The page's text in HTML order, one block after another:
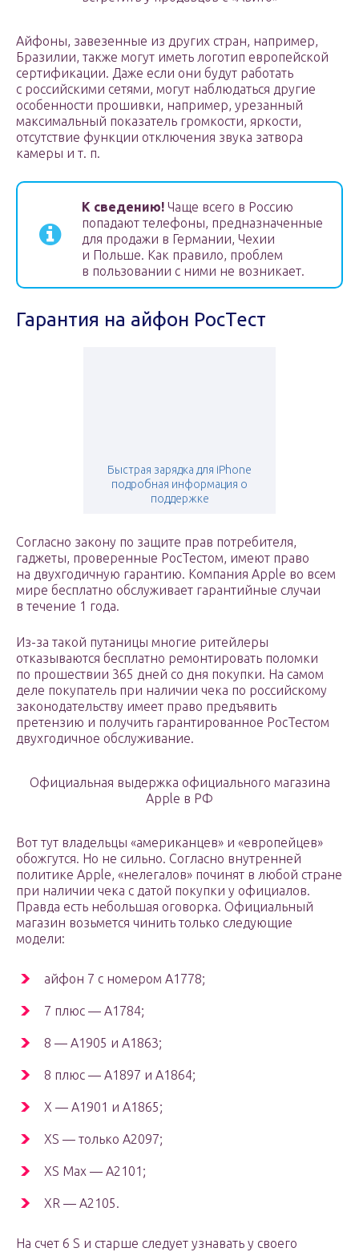
Айфоны, завезенные из других стран, например,
Бразилии, также могут иметь логотип европейской
сертификации. Даже если они будут работать
с российскими сетями, могут наблюдаться другие
особенности прошивки, например, урезанный
максимальный показатель громкости, яркости,
отсутствие функции отключения звука затвора
камеры и т. п.
К сведению! Чаще всего в Россию
попадают телефоны, предназначенные
для продажи в Германии, Чехии
и Польше. Как правило, проблем
в пользовании с ними не возникает.
Гарантия на айфон РосТест
Быстрая зарядка для iPhone
подробная информация о
поддержке
Согласно закону по защите прав потребителя,
гаджеты, проверенные РосТестом, имеют право
на двухгодичную гарантию. Компания Apple во всем
мире бесплатно обслуживает гарантийные случаи
в течение 1 года.
Из-за такой путаницы многие ритейлеры
отказываются бесплатно ремонтировать поломки
по прошествии 365 дней со дня покупки. На самом
деле покупатель при наличии чека по российскому
законодательству имеет право предъявить
претензию и получить гарантированное РосТестом
двухгодичное обслуживание.
Официальная выдержка официального магазина
Apple в РФ
Вот тут владельцы «американцев» и «европейцев»
обожгутся. Но не сильно. Согласно внутренней
политике Apple, «нелегалов» починят в любой стране
при наличии чека с датой покупки у официалов.
Правда есть небольшая оговорка. Официальный
магазин возьмется чинить только следующие
модели:
айфон 7 с номером A1778;
7 плюс — A1784;
8 — A1905 и A1863;
8 плюс — A1897 и A1864;
X — A1901 и A1865;
XS — только A2097;
XS Max — A2101;
XR — A2105.
На счет 6 S и старше следует узнавать у своего